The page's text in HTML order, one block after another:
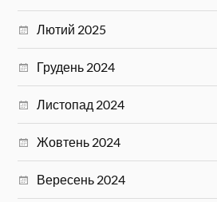
Лютий 2025
Грудень 2024
Листопад 2024
Жовтень 2024
Вересень 2024